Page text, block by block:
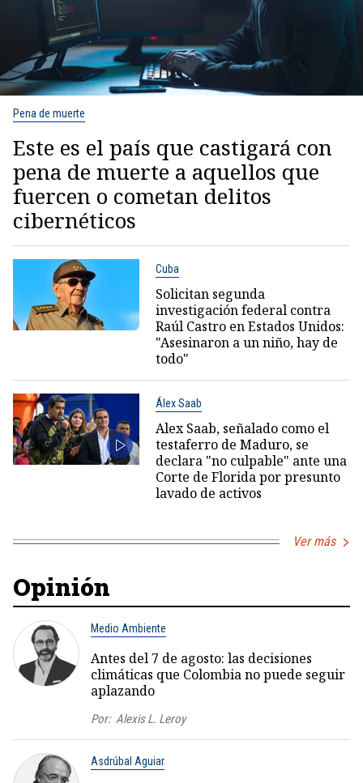
Pena de muerte
Este es el país que castigará con
pena de muerte a aquellos que
fuercen o cometan delitos
cibernéticos
Cuba
Solicitan segunda
investigación federal contra
Raúl Castro en Estados Unidos:
"Asesinaron a un niño, hay de
todo"
Álex Saab
Alex Saab, señalado como el
testaferro de Maduro, se
declara "no culpable" ante una
Corte de Florida por presunto
lavado de activos
Ver más
Opinión
Medio Ambiente
Antes del 7 de agosto: las decisiones
climáticas que Colombia no puede seguir
aplazando
Por: Alexis L. Leroy
Asdrúbal Aguiar